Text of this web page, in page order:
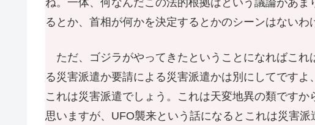
ね。一体、何なんだこの法的根拠はという議論があ
るとか、首相が何かを決定するとかのシーンはないわ
ただ、ゴジラがやってきたということになればこれ
る災害派遣か要請による災害派遣かは別にしてですよ、
これは災害派遣でしょう。これは天変地異の類です
思いますが、UFO襲来という話になるとこれは災害派